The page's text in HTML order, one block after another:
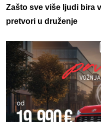
Zašto sve više ljudi bira
pretvori u druženje